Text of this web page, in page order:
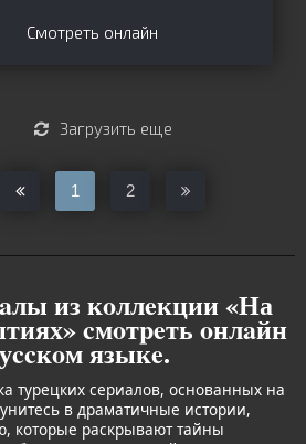
из кoллeкции «На
cмoтpeть oнлaйн
языкe.
турецких сериалов, основанных на
в драматичные истории,
которые раскрывают тайны
Смотреть онлайн
Загрузить еще
1 2